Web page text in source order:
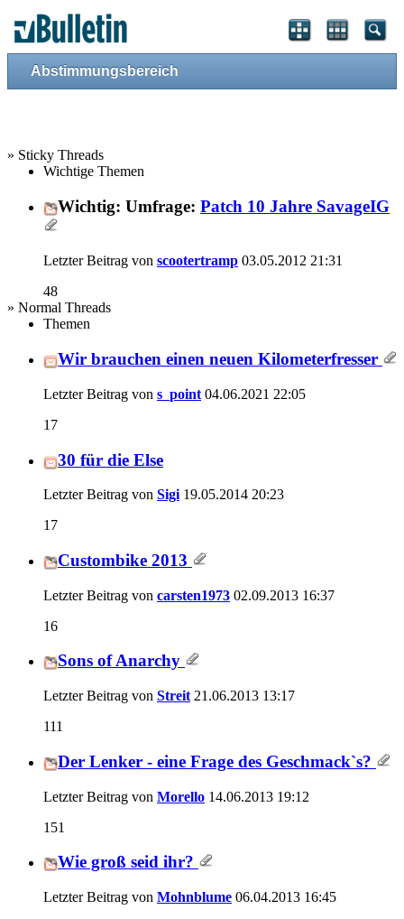
Abstimmungsbereich
» Sticky Threads
Wichtige Themen
Wichtig: Umfrage: Patch 10 Jahre SavageIG
Letzter Beitrag von scootertramp 03.05.2012 21:31
48
» Normal Threads
Themen
Wir brauchen einen neuen Kilometerfresser
Letzter Beitrag von s_point 04.06.2021 22:05
17
30 für die Else
Letzter Beitrag von Sigi 19.05.2014 20:23
17
Custombike 2013
Letzter Beitrag von carsten1973 02.09.2013 16:37
16
Sons of Anarchy
Letzter Beitrag von Streit 21.06.2013 13:17
111
Der Lenker - eine Frage des Geschmack`s?
Letzter Beitrag von Morello 14.06.2013 19:12
151
Wie groß seid ihr?
Letzter Beitrag von Mohnblume 06.04.2013 16:45